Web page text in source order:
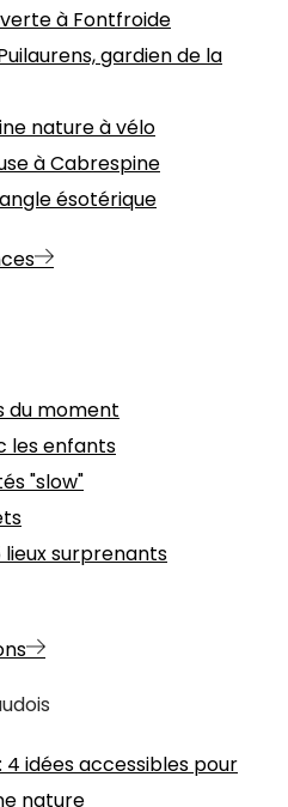
à Fontfroide
gardien de la
nature à vélo
à Cabrespine
ésotérique
du moment
les enfants
"slow"
lieux surprenants
: 4 idées accessibles pour
nature